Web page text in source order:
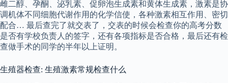
雌二醇、孕酮、泌乳素、促卵泡生成素和黄体生成素，激素是协
调机体不同细胞代谢作用的化学信使，各种激素相互作用、密切
配合… 最后查完了就交表了，交表的时候会检查你的高考分数
是否有学校负责人的签字，还有各项指标是否合格，最后还有检
查做手术的同学的半年以上证明。
生殖器检查: 生殖激素常规检查什么